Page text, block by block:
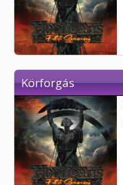
Körforgás